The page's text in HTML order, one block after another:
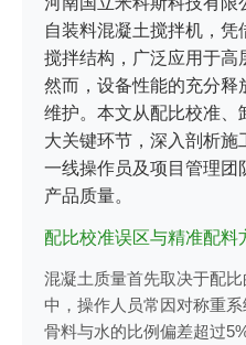
自装料混凝土搅拌机，
搅拌结构，广泛应用于高
然而，设备性能的充分释
维护。本文从配比校准、
大关键环节，深入剖析施
一线操作员及项目管理团
产品质量。
配比校准误区与精准配料
混凝土质量首先取决于配
中，操作人员常因对称重系
骨料与水的比例偏差超过